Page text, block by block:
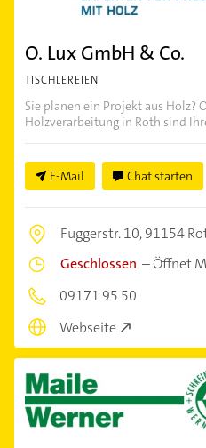
O. Lux GmbH & Co.
TISCHLEREIEN
Sie planen ein Projekt aus Holz?
Holzverarbeitung in Roth sind
E-Mail Chat starten
Fuggerstr. 10,91154
Geschlossen –Öffnet
09171 95 50
Webseite